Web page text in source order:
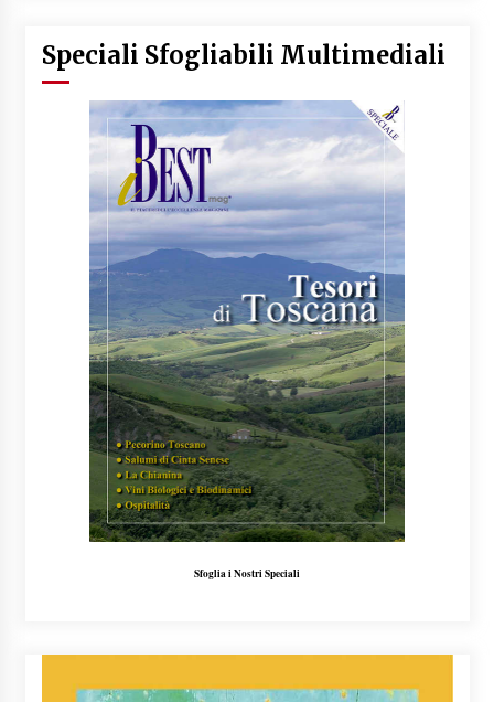
Speciali Sfogliabili Multimediali
Sfoglia i Nostri Speciali